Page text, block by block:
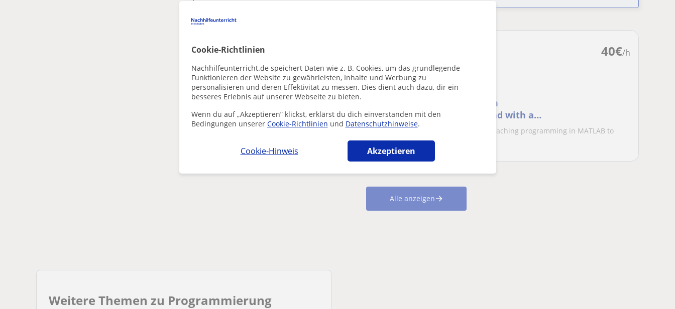
Cookie-Richtlinien
Nachhilfeunterricht.de speichert Daten wie z. B. Cookies, um das grundlegende
Funktionieren der Website zu gewährleisten, Inhalte und Werbung zu
personalisieren und deren Effektivität zu messen. Dies dient auch dazu, dir ein
besseres Erlebnis auf unserer Webseite zu bieten.
Wenn du auf „Akzeptieren” klickst, erklärst du dich einverstanden mit den
Bedingungen unserer Cookie-Richtlinien und Datenschutzhinweise.
Cookie-Hinweis Akzeptieren
40€/h
Programmierung: Matlab
A scientist who teaches programming on an
individualized basis. Pedagogical background with a
PhD in neuroscience.
I am 43 years old, and for the last ~10 years, I have been teaching programming in MATLAB to
university students. I teach people with vario...
Alle anzeigen
Weitere Themen zu Programmierung